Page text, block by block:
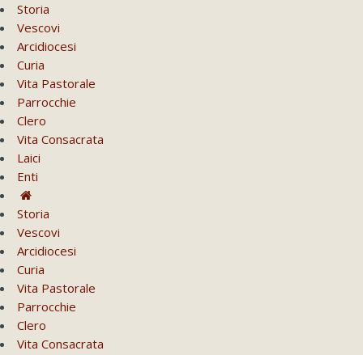
Storia
Vescovi
Arcidiocesi
Curia
Vita Pastorale
Parrocchie
Clero
Vita Consacrata
Laici
Enti
Storia
Vescovi
Arcidiocesi
Curia
Vita Pastorale
Parrocchie
Clero
Vita Consacrata